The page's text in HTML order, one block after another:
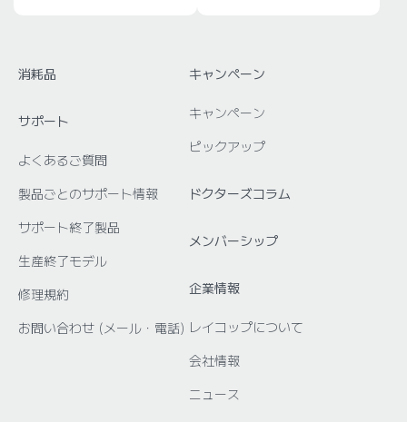
消耗品
サポート
よくあるご質問
製品ごとのサポート情報
サポート終了製品
生産終了モデル
修理規約
お問い合わせ (メール・電話)
キャンペーン
キャンペーン
ピックアップ
ドクターズコラム
メンバーシップ
企業情報
レイコップについて
会社情報
ニュース